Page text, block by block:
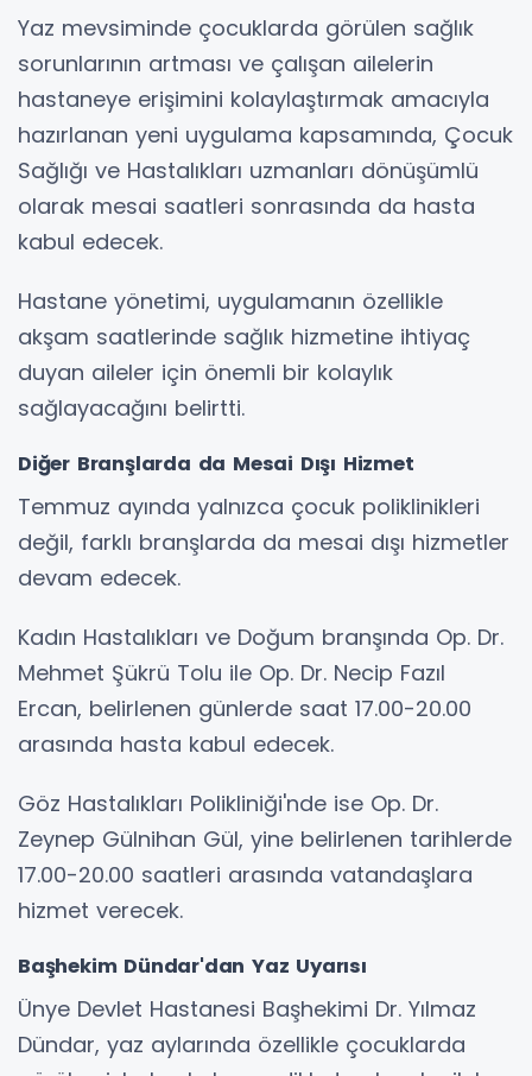
Yaz mevsiminde çocuklarda görülen sağlık
sorunlarının artması ve çalışan ailelerin
hastaneye erişimini kolaylaştırmak amacıyla
hazırlanan yeni uygulama kapsamında, Çocuk
Sağlığı ve Hastalıkları uzmanları dönüşümlü
olarak mesai saatleri sonrasında da hasta
kabul edecek.
Hastane yönetimi, uygulamanın özellikle
akşam saatlerinde sağlık hizmetine ihtiyaç
duyan aileler için önemli bir kolaylık
sağlayacağını belirtti.
Diğer Branşlarda da Mesai Dışı Hizmet
Temmuz ayında yalnızca çocuk poliklinikleri
değil, farklı branşlarda da mesai dışı hizmetler
devam edecek.
Kadın Hastalıkları ve Doğum branşında Op. Dr.
Mehmet Şükrü Tolu ile Op. Dr. Necip Fazıl
Ercan, belirlenen günlerde saat 17.00-20.00
arasında hasta kabul edecek.
Göz Hastalıkları Polikliniği'nde ise Op. Dr.
Zeynep Gülnihan Gül, yine belirlenen tarihlerde
17.00-20.00 saatleri arasında vatandaşlara
hizmet verecek.
Başhekim Dündar'dan Yaz Uyarısı
Ünye Devlet Hastanesi Başhekimi Dr. Yılmaz
Dündar, yaz aylarında özellikle çocuklarda